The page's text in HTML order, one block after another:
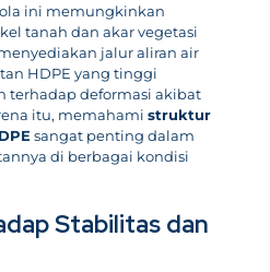
ini memungkinkan
tanah dan akar vegetasi
jalur aliran air
HDPE yang tinggi
terhadap deformasi akibat
itu, memahami struktur
sangat penting dalam
di berbagai kondisi
Stabilitas dan